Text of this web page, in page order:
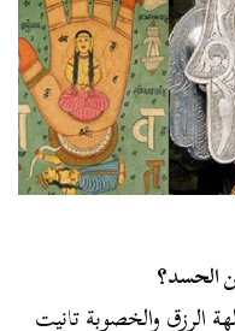
الحسد؟
الرزق والخصوبة تانيت